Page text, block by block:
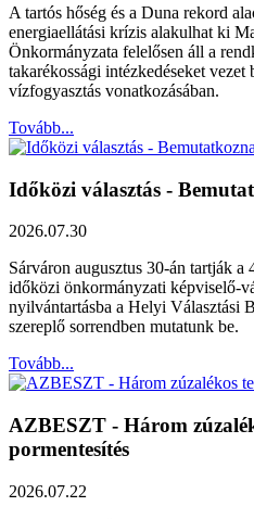
A tartós hőség és a Duna rekord
energiaellátási krízis alakulhat ki
Önkormányzata felelősen áll a
takarékossági intézkedéseket vezet
vízfogyasztás vonatkozásában.
Tovább...
Időközi választás -
2026.07.30
Sárváron augusztus 30-án tartják a
időközi önkormányzati képviselő-
nyilvántartásba a Helyi Választási
szereplő sorrendben mutatunk be.
Tovább...
AZBESZT - Három
pormentesítés
2026.07.22